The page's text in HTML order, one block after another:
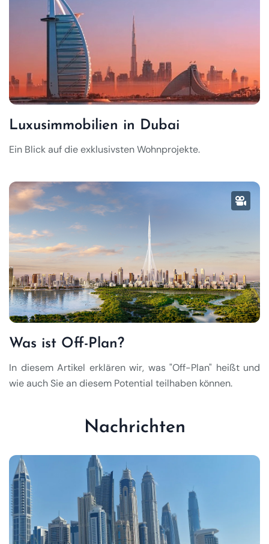
Luxusimmobilien in Dubai
Ein Blick auf die exklusivsten Wohnprojekte.
Was ist Off-Plan?
In diesem Artikel erklären wir, was "Off-Plan" heißt und
wie auch Sie an diesem Potential teilhaben können.
Nachrichten